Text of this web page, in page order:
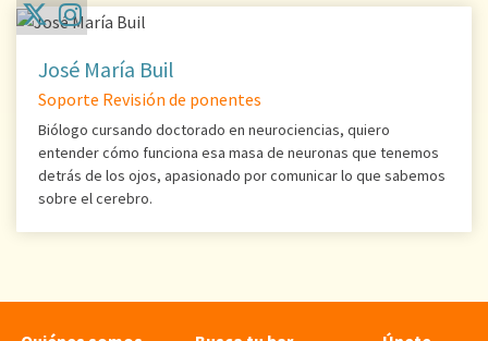
José María Buil
Soporte Revisión de ponentes
Biólogo cursando doctorado en neurociencias, quiero
entender cómo funciona esa masa de neuronas que tenemos
detrás de los ojos, apasionado por comunicar lo que sabemos
sobre el cerebro.